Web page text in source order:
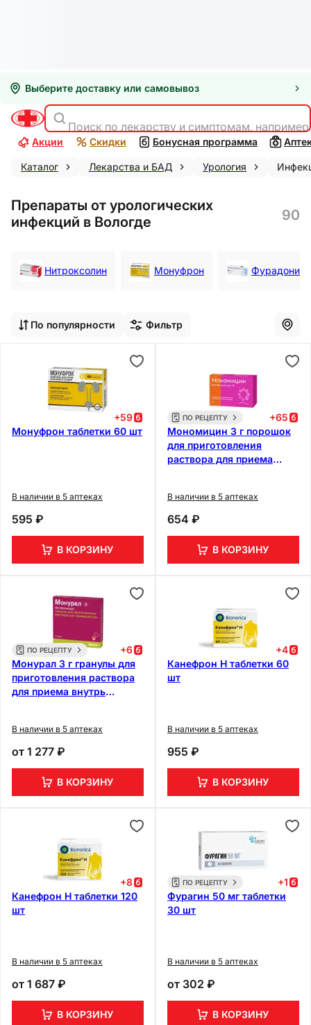
Выберите доставку или самовывоз
Поиск по лекарству и симптомам,
Акции Скидки Бонусная программа
Каталог Лекарства и БАД Урология
Препараты от урологических
инфекций в Вологде
90
Нитроксолин Монуфрон Фурадонин
По популярности Фильтр
+59
Монуфрон таблетки 60 шт
В наличии в 5 аптеках
595 ₽
В КОРЗИНУ
ПО РЕЦЕПТУ +65
Мономицин 3 г порошок
для приготовления
раствора для приема
В наличии в 5 аптеках
654 ₽
В КОРЗИНУ
ПО РЕЦЕПТУ +6
Монурал 3 г гранулы для
приготовления раствора
для приема внутрь
В наличии в 5 аптеках
от 1 277 ₽
В КОРЗИНУ
+4
Канефрон Н таблетки 60
шт
В наличии в 5 аптеках
955 ₽
В КОРЗИНУ
+8
Канефрон Н таблетки 120
шт
В наличии в 5 аптеках
от 1 687 ₽
В КОРЗИНУ
ПО РЕЦЕПТУ +1
Фурагин 50 мг таблетки
30 шт
В наличии в 5 аптеках
от 302 ₽
В КОРЗИНУ